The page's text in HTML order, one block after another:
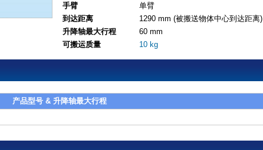
手臂
单臂
到达距离
1290 mm (被搬送物体中心到达距离)
升降轴最大行程
60 mm
可搬运质量
10 kg
产品型号 & 升降轴最大行程